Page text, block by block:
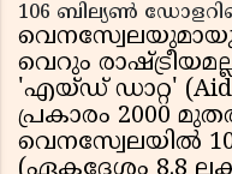
106 ബില്യൺ
വെറും
'എയ്ഡ് ഡാറ്റ'
പ്രകാരം 2000
വെനസ്വേലയിൽ